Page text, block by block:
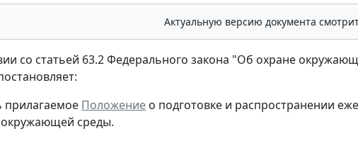
Актуальную версию документа
со статьей 63.2 Федерального закона "Об охране
прилагаемое Положение о подготовке и распространении
среды.